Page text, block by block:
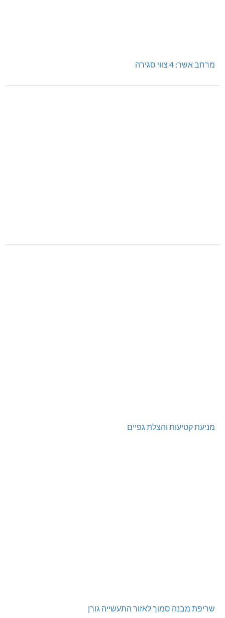
מרחב אשר: 4 צווי סגירה
מניעת קטיעות והצלת גפיים
שריפת מבנה סמוך לאזור התעשייה גורן